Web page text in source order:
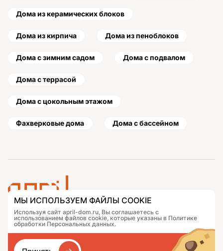
Дома из керамических блоков
Дома из кирпича Дома из пеноблоков
Дома с зимним садом Дома с подвалом
Дома с террасой
Дома с цокольным этажом
Фахверковые дома Дома с бассейном
Проекты
Подобрать дом
Портфолио
О компании
Контакты
Журнал
Как заказать
МЫ ИСПОЛЬЗУЕМ ФАЙЛЫ COOKIE
Используя сайт april-dom.ru, Вы соглашаетесь с
использованием файлов cookie, которые указаны в Политике
обработки Персональных данных.